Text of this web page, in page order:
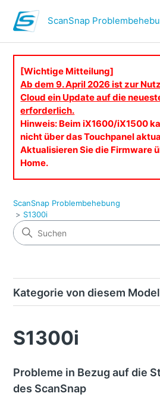
ScanSnap
[Wichtige Mitteilung]
Ab dem 9. April 2026 ist zur
Cloud ein Update auf die
erforderlich.
Hinweis: Beim iX1600/iX1500
nicht über das Touchpanel
Aktualisieren Sie die Firmware
Home.
ScanSnap Problembehebung
S1300i
Kategorie von diesem
S1300i
Probleme in Bezug auf die
des ScanSnap